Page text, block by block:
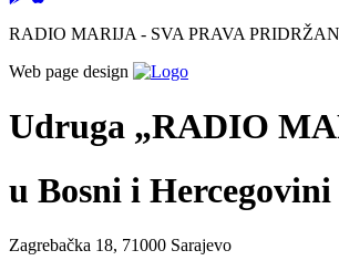
RADIO MARIJA - SVA PRAVA
Web page design
Udruga „RADIO
u Bosni i Hercegovini
Zagrebačka 18, 71000 Sarajevo